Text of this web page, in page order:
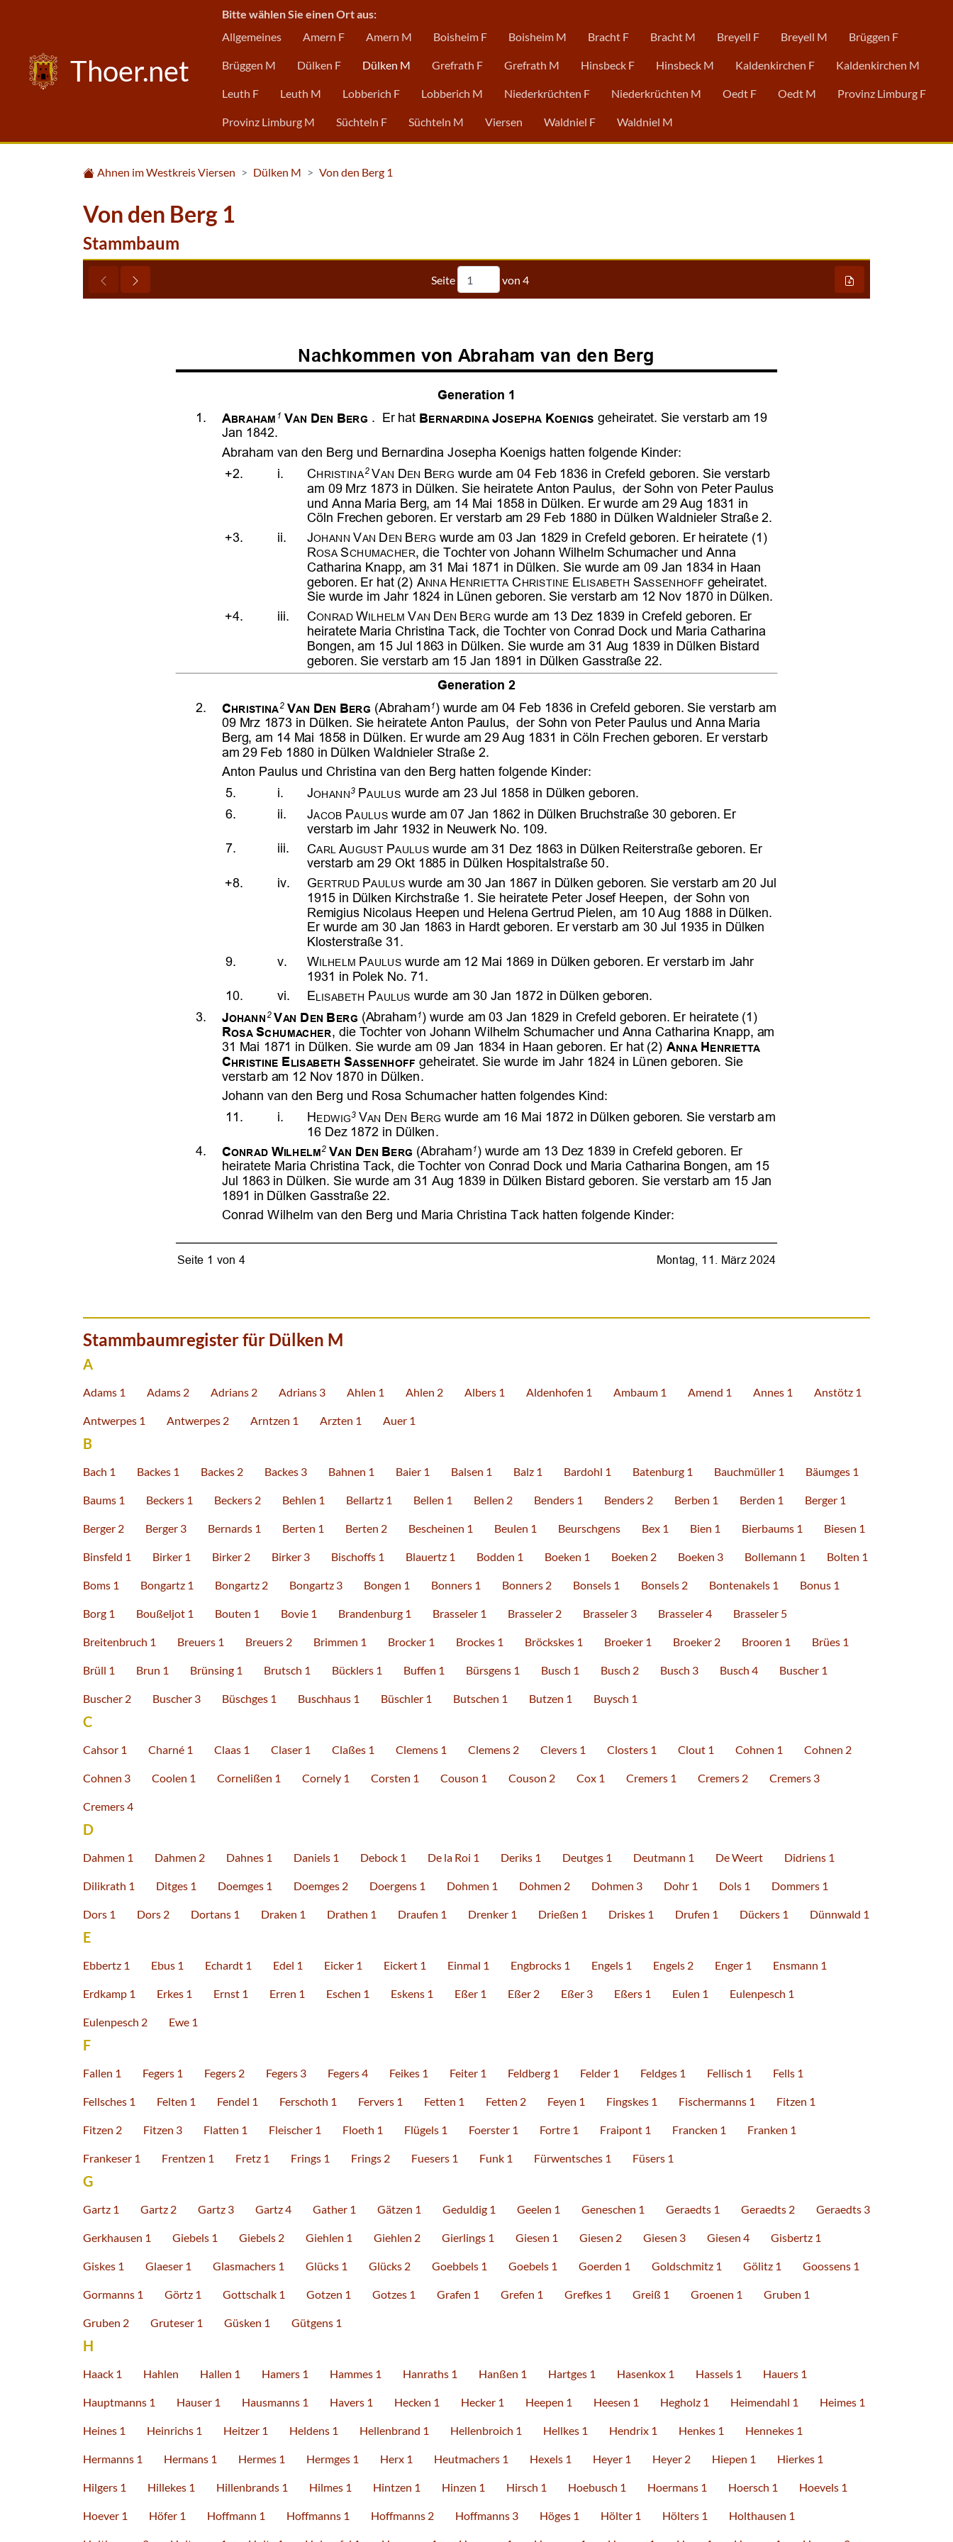
Thoer.net
Bitte wählen Sie einen Ort aus:
Allgemeines
Amern F Amern M Boisheim F Boisheim M Bracht F Bracht M Breyell F Breyell M Brüggen F
Brüggen M Dülken F Dülken M Grefrath F Grefrath M Hinsbeck F Hinsbeck M Kaldenkirchen F Kaldenkirchen M
Leuth F Leuth M Lobberich F Lobberich M Niederkrüchten F Niederkrüchten M Oedt F Oedt M Provinz Limburg F
Provinz Limburg M Süchteln F Süchteln M Viersen Waldniel F Waldniel M
Ahnen im Westkreis Viersen Dülken M Von den Berg 1
Von den Berg 1
Stammbaum
Seite von 4



                 


        





        
   


           

           




         






    
    



      

    





    


    
           
   

    
      



       


             






Stammbaumregister für Dülken M
A
Adams 1 Adams 2 Adrians 2 Adrians 3 Ahlen 1 Ahlen 2 Albers 1 Aldenhofen 1 Ambaum 1 Amend 1 Annes 1 Anstötz 1
Antwerpes 1 Antwerpes 2 Arntzen 1 Arzten 1 Auer 1
B
Bach 1 Backes 1 Backes 2 Backes 3 Bahnen 1 Baier 1 Balsen 1 Balz 1 Bardohl 1 Batenburg 1 Bauchmüller 1 Bäumges 1
Baums 1 Beckers 1 Beckers 2 Behlen 1 Bellartz 1 Bellen 1 Bellen 2 Benders 1 Benders 2 Berben 1 Berden 1 Berger 1
Berger 2 Berger 3 Bernards 1 Berten 1 Berten 2 Bescheinen 1 Beulen 1 Beurschgens Bex 1 Bien 1 Bierbaums 1 Biesen 1
Binsfeld 1 Birker 1 Birker 2 Birker 3 Bischoffs 1 Blauertz 1 Bodden 1 Boeken 1 Boeken 2 Boeken 3 Bollemann 1 Bolten 1
Boms 1 Bongartz 1 Bongartz 2 Bongartz 3 Bongen 1 Bonners 1 Bonners 2 Bonsels 1 Bonsels 2 Bontenakels 1 Bonus 1
Borg 1 Boußeljot 1 Bouten 1 Bovie 1 Brandenburg 1 Brasseler 1 Brasseler 2 Brasseler 3 Brasseler 4 Brasseler 5
Breitenbruch 1 Breuers 1 Breuers 2 Brimmen 1 Brocker 1 Brockes 1 Bröckskes 1 Broeker 1 Broeker 2 Brooren 1 Brües 1
Brüll 1 Brun 1 Brünsing 1 Brutsch 1 Bücklers 1 Buffen 1 Bürsgens 1 Busch 1 Busch 2 Busch 3 Busch 4 Buscher 1
Buscher 2 Buscher 3 Büschges 1 Buschhaus 1 Büschler 1 Butschen 1 Butzen 1 Buysch 1
C
Cahsor 1 Charné 1 Claas 1 Claser 1 Claßes 1 Clemens 1 Clemens 2 Clevers 1 Closters 1 Clout 1 Cohnen 1 Cohnen 2
Cohnen 3 Coolen 1 Cornelißen 1 Cornely 1 Corsten 1 Couson 1 Couson 2 Cox 1 Cremers 1 Cremers 2 Cremers 3
Cremers 4
D
Dahmen 1 Dahmen 2 Dahnes 1 Daniels 1 Debock 1 De la Roi 1 Deriks 1 Deutges 1 Deutmann 1 De Weert Didriens 1
Dilikrath 1 Ditges 1 Doemges 1 Doemges 2 Doergens 1 Dohmen 1 Dohmen 2 Dohmen 3 Dohr 1 Dols 1 Dommers 1
Dors 1 Dors 2 Dortans 1 Draken 1 Drathen 1 Draufen 1 Drenker 1 Drießen 1 Driskes 1 Drufen 1 Dückers 1 Dünnwald 1
E
Ebbertz 1 Ebus 1 Echardt 1 Edel 1 Eicker 1 Eickert 1 Einmal 1 Engbrocks 1 Engels 1 Engels 2 Enger 1 Ensmann 1
Erdkamp 1 Erkes 1 Ernst 1 Erren 1 Eschen 1 Eskens 1 Eßer 1 Eßer 2 Eßer 3 Eßers 1 Eulen 1 Eulenpesch 1
Eulenpesch 2 Ewe 1
F
Fallen 1 Fegers 1 Fegers 2 Fegers 3 Fegers 4 Feikes 1 Feiter 1 Feldberg 1 Felder 1 Feldges 1 Fellisch 1 Fells 1
Fellsches 1 Felten 1 Fendel 1 Ferschoth 1 Fervers 1 Fetten 1 Fetten 2 Feyen 1 Fingskes 1 Fischermanns 1 Fitzen 1
Fitzen 2 Fitzen 3 Flatten 1 Fleischer 1 Floeth 1 Flügels 1 Foerster 1 Fortre 1 Fraipont 1 Francken 1 Franken 1
Frankeser 1 Frentzen 1 Fretz 1 Frings 1 Frings 2 Fuesers 1 Funk 1 Fürwentsches 1 Füsers 1
G
Gartz 1 Gartz 2 Gartz 3 Gartz 4 Gather 1 Gätzen 1 Geduldig 1 Geelen 1 Geneschen 1 Geraedts 1 Geraedts 2 Geraedts 3
Gerkhausen 1 Giebels 1 Giebels 2 Giehlen 1 Giehlen 2 Gierlings 1 Giesen 1 Giesen 2 Giesen 3 Giesen 4 Gisbertz 1
Giskes 1 Glaeser 1 Glasmachers 1 Glücks 1 Glücks 2 Goebbels 1 Goebels 1 Goerden 1 Goldschmitz 1 Gölitz 1 Goossens 1
Gormanns 1 Görtz 1 Gottschalk 1 Gotzen 1 Gotzes 1 Grafen 1 Grefen 1 Grefkes 1 Greiß 1 Groenen 1 Gruben 1
Gruben 2 Gruteser 1 Güsken 1 Gütgens 1
H
Haack 1 Hahlen Hallen 1 Hamers 1 Hammes 1 Hanraths 1 Hanßen 1 Hartges 1 Hasenkox 1 Hassels 1 Hauers 1
Hauptmanns 1 Hauser 1 Hausmanns 1 Havers 1 Hecken 1 Hecker 1 Heepen 1 Heesen 1 Hegholz 1 Heimendahl 1 Heimes 1
Heines 1 Heinrichs 1 Heitzer 1 Heldens 1 Hellenbrand 1 Hellenbroich 1 Hellkes 1 Hendrix 1 Henkes 1 Hennekes 1
Hermanns 1 Hermans 1 Hermes 1 Hermges 1 Herx 1 Heutmachers 1 Hexels 1 Heyer 1 Heyer 2 Hiepen 1 Hierkes 1
Hilgers 1 Hillekes 1 Hillenbrands 1 Hilmes 1 Hintzen 1 Hinzen 1 Hirsch 1 Hoebusch 1 Hoermans 1 Hoersch 1 Hoevels 1
Hoever 1 Höfer 1 Hoffmann 1 Hoffmanns 1 Hoffmanns 2 Hoffmanns 3 Höges 1 Hölter 1 Hölters 1 Holthausen 1